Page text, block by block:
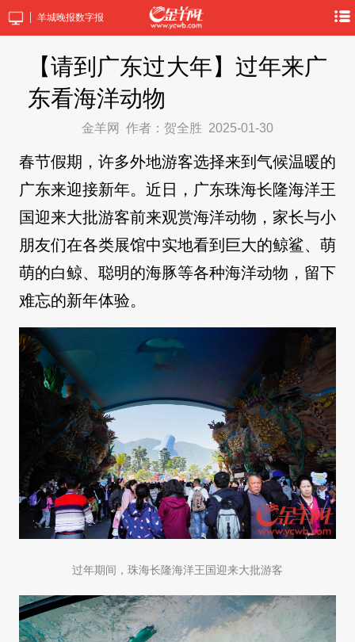
羊城晚报数字报
【请到广东过大年】过年来广
东看海洋动物
金羊网 作者：贺全胜 2025-01-30
春节假期，许多外地游客选择来到气候温暖的
广东来迎接新年。近日，广东珠海长隆海洋王
国迎来大批游客前来观赏海洋动物，家长与小
朋友们在各类展馆中实地看到巨大的鲸鲨、萌
萌的白鲸、聪明的海豚等各种海洋动物，留下
难忘的新年体验。
过年期间，珠海长隆海洋王国迎来大批游客